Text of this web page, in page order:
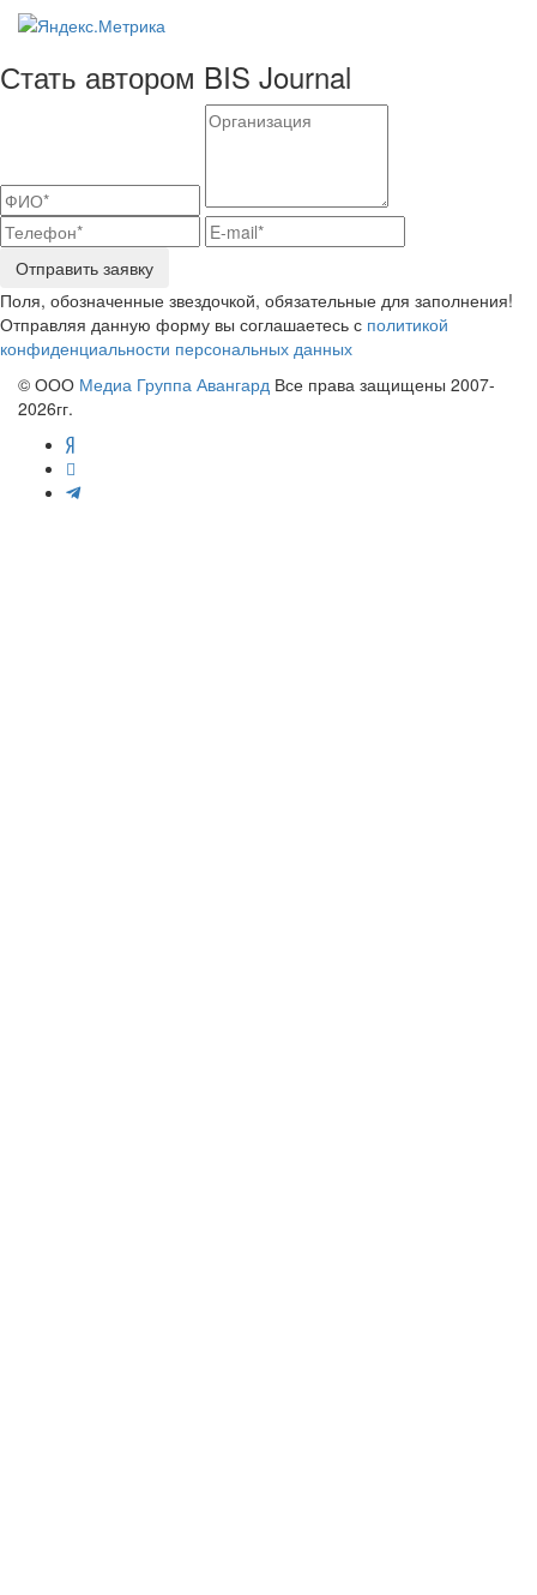
Стать автором BIS Journal
Отправить заявку
Поля, обозначенные звездочкой, обязательные для заполнения!
Отправляя данную форму вы соглашаетесь с политикой
конфиденциальности персональных данных
© ООО Медиа Группа Авангард Все права защищены 2007-
2026гг.